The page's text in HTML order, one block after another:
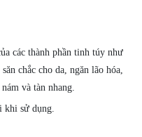
các thành phần tinh túy như
chắc cho da, ngăn lão hóa,
và tàn nhang.
khi sử dụng.